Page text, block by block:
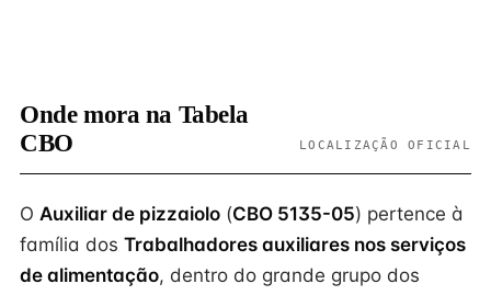
Onde mora na Tabela
CBO
LOCALIZAÇÃO OFICIAL
O Auxiliar de pizzaiolo (CBO 5135-05) pertence à
família dos Trabalhadores auxiliares nos serviços
de alimentação, dentro do grande grupo dos